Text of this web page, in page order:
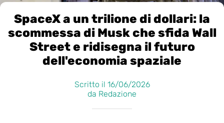
SpaceX a un trilione di dollari: la
scommessa di Musk che sfida Wall
Street e ridisegna il futuro
dell'economia spaziale
Scritto il 16/06/2026
da Redazione